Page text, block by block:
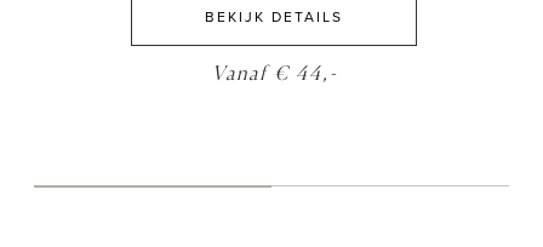
BEKIJK DETAILS
Vanaf € 44,-